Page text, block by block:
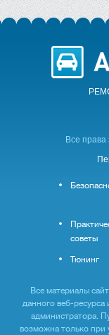
Все
советы
Тюнинг
Все материалы
данного веб-ресурса
администратора.
возможна только при